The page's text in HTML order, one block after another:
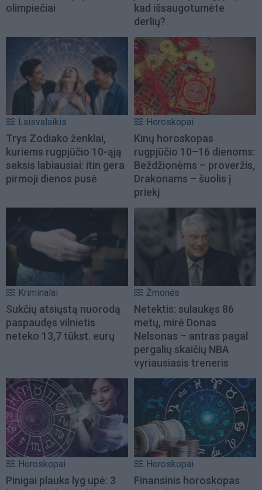
olimpiečiai
kad išsaugotumėte
derlių?
Laisvalaikis
Trys Zodiako ženklai,
kuriems rugpjūčio 10-ąją
seksis labiausiai: itin gera
pirmoji dienos pusė
Horoskopai
Kinų horoskopas
rugpjūčio 10–16 dienoms:
Beždžionėms – proveržis,
Drakonams – šuolis į
priekį
Kriminalai
Sukčių atsiųstą nuorodą
paspaudęs vilnietis
neteko 13,7 tūkst. eurų
Žmonės
Netektis: sulaukęs 86
metų, mirė Donas
Nelsonas – antras pagal
pergalių skaičių NBA
vyriausiasis treneris
Horoskopai
Pinigai plauks lyg upė: 3
Horoskopai
Finansinis horoskopas